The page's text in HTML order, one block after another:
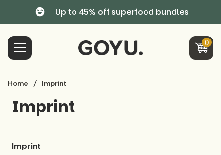
content
Up to 45% off superfood bundles
0
Home / Imprint
Imprint
Imprint